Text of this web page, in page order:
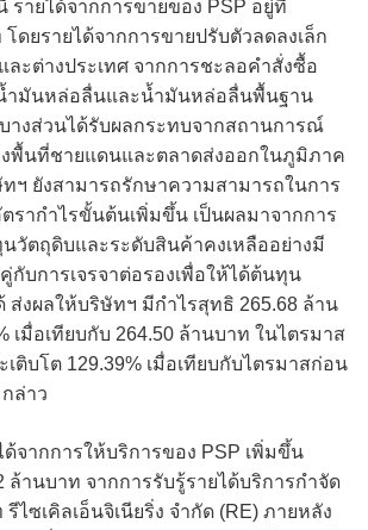
รายได้จากการขายของ PSP อยู่ที่
ดยรายได้จากการขายปรับตัวลดลงเล็ก
ละต่างประเทศ จากการชะลอคำสั่งซื้อ
ำมันหล่อลื่นและน้ำมันหล่อลื่นพื้นฐาน
างส่วนได้รับผลกระทบจากสถานการณ์
พื้นที่ชายแดนและตลาดส่งออกในภูมิภาค
ฯ ยังสามารถรักษาความสามารถในการ
รากำไรขั้นต้นเพิ่มขึ้น เป็นผลมาจากการ
วัตถุดิบและระดับสินค้าคงเหลืออย่างมี
บการเจรจาต่อรองเพื่อให้ได้ต้นทุน
ส่งผลให้บริษัทฯ มีกำไรสุทธิ 265.68 ล้าน
เมื่อเทียบกับ 264.50 ล้านบาท ในไตรมาส
ติบโต 129.39% เมื่อเทียบกับไตรมาสก่อน
ล่าว
จากการให้บริการของ PSP เพิ่มขึ้น
ล้านบาท จากการรับรู้รายได้บริการกำจัด
ไซเคิลเอ็นจิเนียริ่ง จำกัด (RE) ภายหลัง